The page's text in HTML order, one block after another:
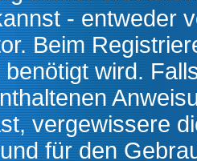
- entweder
Beim
wird.
vergewissere
für den